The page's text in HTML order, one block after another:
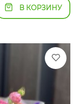
В КОРЗИНУ